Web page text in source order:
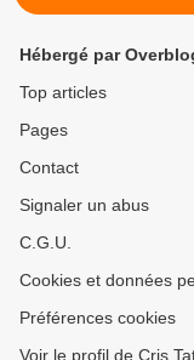
Hébergé par
Top articles
Pages
Contact
Signaler un abus
C.G.U.
Cookies et données
Préférences cookies
Voir le profil de Cris